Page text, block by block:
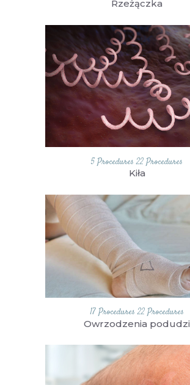
Rzeżączka
5 Procedures 22 Procedures
Kiła
17 Procedures 22 Procedures
Owrzodzenia podudzi